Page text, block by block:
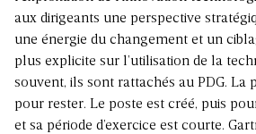
aux dirigeants une perspective
une énergie du changement et un
plus explicite sur l’utilisation de la
souvent, ils sont rattachés au PDG. La
pour rester. Le poste est créé, puis
et sa période d’exercice est courte.